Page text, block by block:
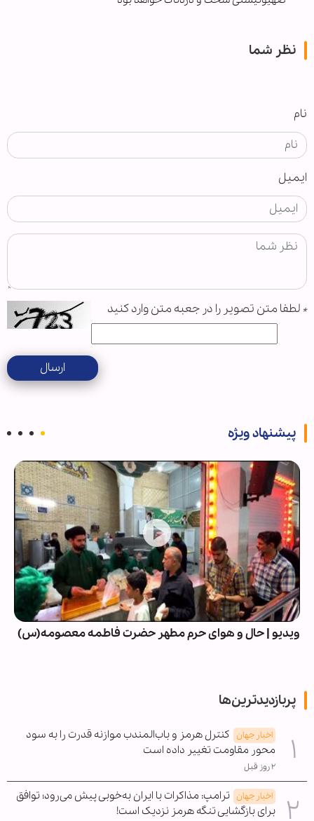
نظر شما
نام
ایمیل
* لطفا متن تصویر را در جعبه متن وارد کنید
ارسال
پیشنهاد ویژه
ویدیو | حال و هوای حرم مطهر حضرت فاطمه معصومه(س)
پربازدیدترین‌ها
اخبار جهان کنترل هرمز و باب‌المندب موازنه قدرت را به سود
محور مقاومت تغییر داده است
۲ روز قبل
اخبار جهان ترامپ: مذاکرات با ایران به‌خوبی پیش می‌رود؛ توافق
برای بازگشایی تنگه هرمز نزدیک است!